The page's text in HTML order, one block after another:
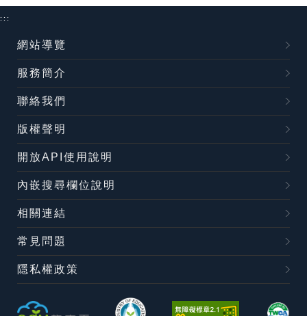
:::
網站導覽
服務簡介
聯絡我們
版權聲明
開放API使用說明
內嵌搜尋欄位說明
相關連結
常見問題
隱私權政策